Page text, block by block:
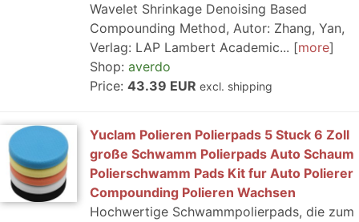
Wavelet Shrinkage Denoising Based
Compounding Method, Autor: Zhang, Yan,
Verlag: LAP Lambert Academic...
more
Shop: averdo
Price: 43.39 EUR excl. shipping
Yuclam Polieren Polierpads 5 Stuck 6 Zoll
große Schwamm Polierpads Auto Schaum
Polierschwamm Pads Kit fur Auto Polierer
Compounding Polieren Wachsen
Hochwertige Schwammpolierpads, die zum